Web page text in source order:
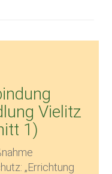
Vielitz
1)
„Errichtung